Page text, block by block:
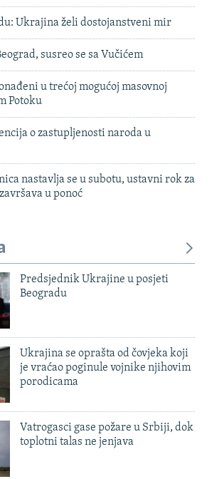
Ukrajina želi dostojanstveni mir
susreo se sa Vučićem
u trećoj mogućoj masovnoj
Potoku
o zastupljenosti naroda u
nastavlja se u subotu, ustavni rok za
u ponoć
Predsjednik Ukrajine u posjeti
Beogradu
Ukrajina se oprašta od čovjeka koji
je vraćao poginule vojnike njihovim
porodicama
Vatrogasci gase požare u Srbiji, dok
toplotni talas ne jenjava